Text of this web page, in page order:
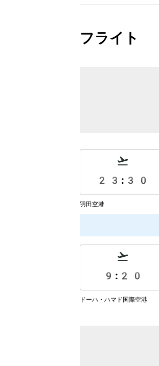
フライト
23:30
羽田空港
9:20
ドーハ・ハマド国際空港